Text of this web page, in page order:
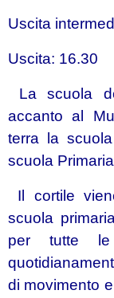
Uscita
Uscita: 16.30
La scuola
accanto al
terra la
scuola
Il cortile
scuola
per tutte le
di movimento